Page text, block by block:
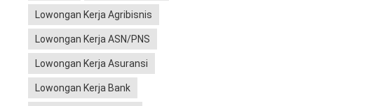
Lowongan Kerja Agribisnis
Lowongan Kerja ASN/PNS
Lowongan Kerja Asuransi
Lowongan Kerja Bank